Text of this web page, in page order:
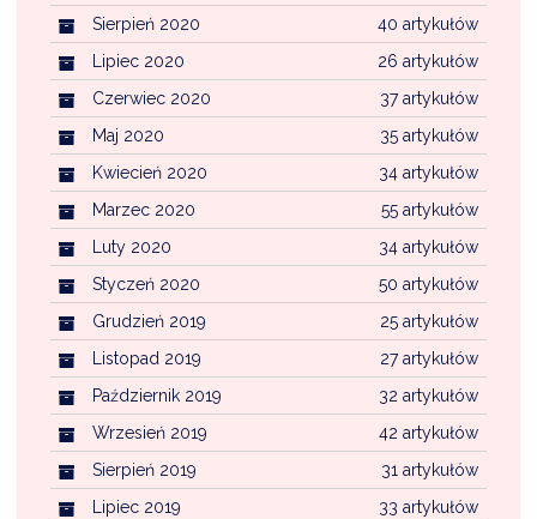
40 artykułów
Sierpień 2020
26 artykułów
Lipiec 2020
37 artykułów
Czerwiec 2020
35 artykułów
Maj 2020
34 artykułów
Kwiecień 2020
55 artykułów
Marzec 2020
34 artykułów
Luty 2020
50 artykułów
Styczeń 2020
25 artykułów
Grudzień 2019
27 artykułów
Listopad 2019
32 artykułów
Październik 2019
42 artykułów
Wrzesień 2019
31 artykułów
Sierpień 2019
33 artykułów
Lipiec 2019